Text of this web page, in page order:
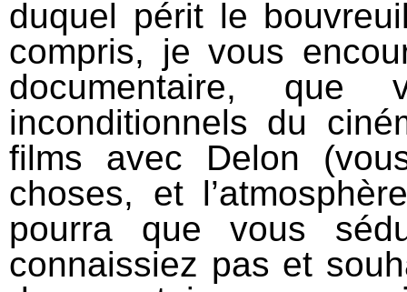
duquel périt le
compris, je vous
documentaire, que
inconditionnels du
films avec Delon
choses, et
pourra que vous
connaissiez pas et